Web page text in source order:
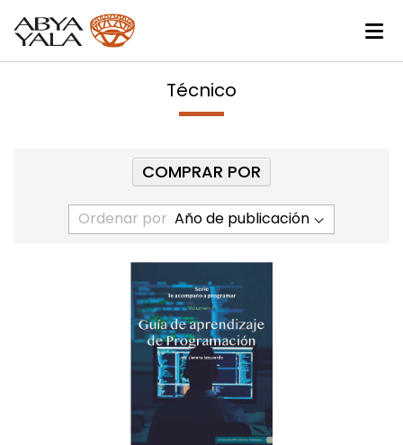
Técnico
Ordenar por
COMPRAR POR